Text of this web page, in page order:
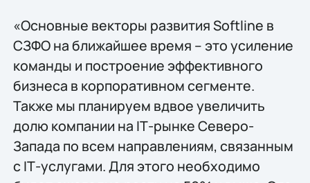
«Основные векторы развития Softline в
СЗФО на ближайшее время – это усиление
команды и построение эффективного
бизнеса в корпоративном сегменте.
Также мы планируем вдвое увеличить
долю компании на IТ-рынке Северо-
Запада по всем направлениям, связанным
с IТ-услугами. Для этого необходимо